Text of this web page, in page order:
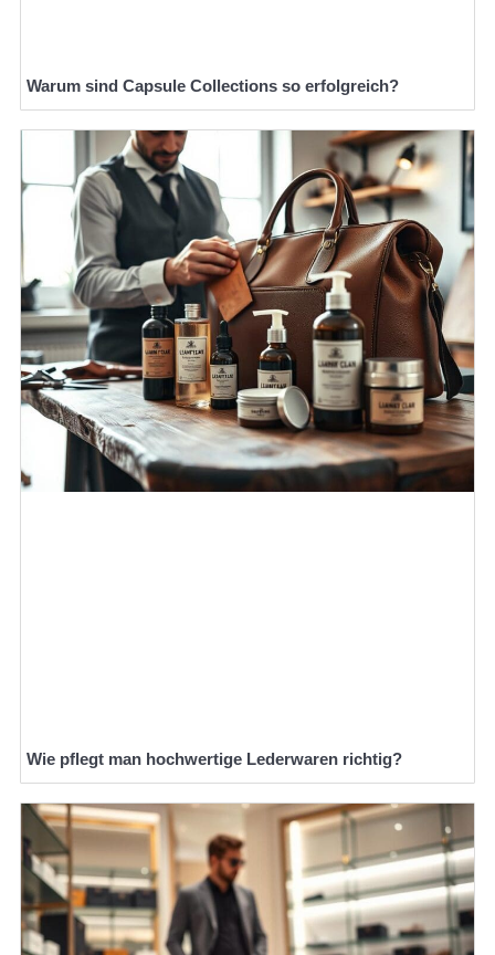
Warum sind Capsule Collections so erfolgreich?
Wie pflegt man hochwertige Lederwaren richtig?